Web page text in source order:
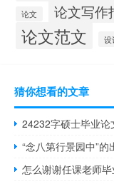
论文 论文写作
论文范文 设
猜你想看的文章
24232字硕士毕业
“念八第行景园中”的
怎么谢谢任课老师